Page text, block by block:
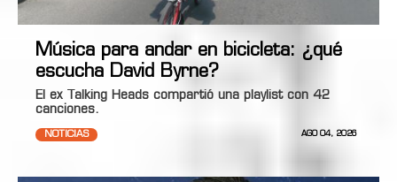
Música para andar en bicicleta: ¿qué
escucha David Byrne?
El ex Talking Heads compartió una playlist con 42
canciones.
NOTICIAS AGO 04, 2026